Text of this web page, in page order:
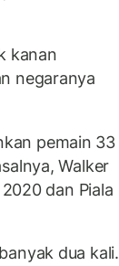
kanan
negaranya
pemain 33
Walker
dan Piala
dua kali.